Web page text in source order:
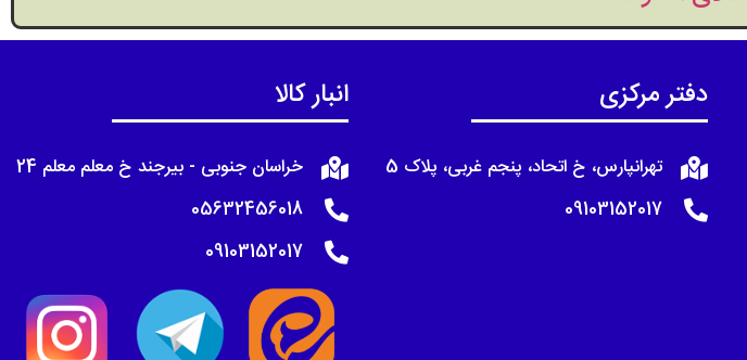
دفتر مرکزی
تهرانپارس، خ اتحاد، پنجم غربی، پلاک 5
09103152017
انبار کالا
خراسان جنوبی - بیرجند خ معلم معلم 24
05632456018
09103152017